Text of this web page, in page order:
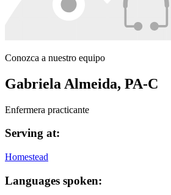
Conozca a nuestro equipo
Gabriela Almeida, PA-C
Enfermera practicante
Serving at:
Homestead
Languages spoken: